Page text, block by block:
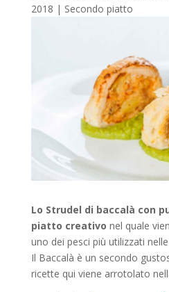
2018 | Secondo piatto
Lo Strudel di baccalà con
piatto creativo nel quale
uno dei pesci più utilizzati
Il Baccalà è un secondo
ricette qui viene arrotolato